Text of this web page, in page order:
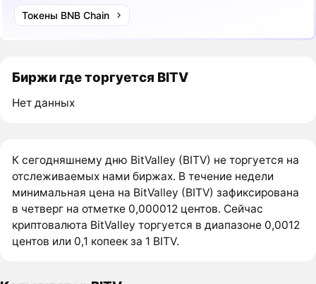
Токены BNB Chain
Биржи где торгуется BITV
Нет данных
К сегодняшнему дню BitValley (BITV) не торгуется на
отслеживаемых нами биржах. В течение недели
минимальная цена на BitValley (BITV) зафиксирована
в четверг на отметке 0,000012 центов. Сейчас
криптовалюта BitValley торгуется в диапазоне 0,0012
центов или 0,1 копеек за 1 BITV.